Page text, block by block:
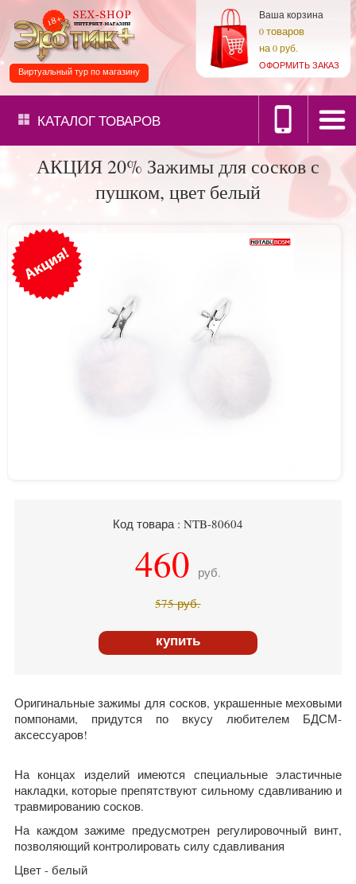
Ваша корзина
0товаров
на0 руб.
ОФОРМИТЬ ЗАКАЗ
Виртуальный тур по магазину
КАТАЛОГТОВАРОВ
АКЦИЯ 20% Зажимы для сосков с
пушком, цвет белый
Код товара : NTB-80604
460 руб.
575руб.
купить
Оригинальные зажимы для сосков, украшенные меховыми
помпонами, придутся по вкусу любителем БДСМ-
аксессуаров!
На концах изделий имеются специальные эластичные
накладки, которые препятствуют сильному сдавливанию и
травмированию сосков.
На каждом зажиме предусмотрен регулировочный винт,
позволяющий контролировать силу сдавливания
Цвет - белый